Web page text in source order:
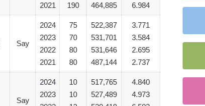
2021
190
464,885
6.984
Say
2024
2023
2022
2021
75
70
80
80
522,387
531,701
531,646
487,144
3.771
3.584
2.695
2.737
Say
2024
2023
10
10
517,765
527,489
4.840
4.973